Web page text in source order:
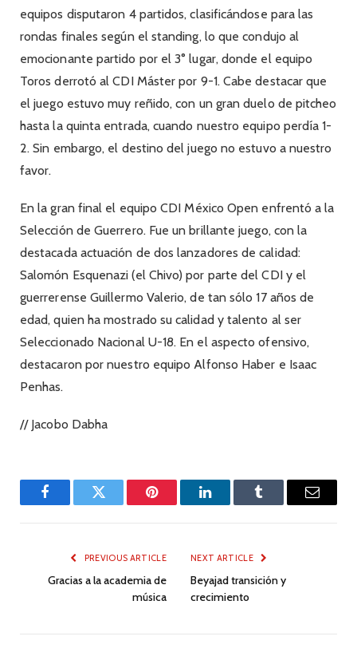
equipos disputaron 4 partidos, clasificándose para las
rondas finales según el standing, lo que condujo al
emocionante partido por el 3° lugar, donde el equipo
Toros derrotó al CDI Máster por 9-1. Cabe destacar que
el juego estuvo muy reñido, con un gran duelo de pitcheo
hasta la quinta entrada, cuando nuestro equipo perdía 1-
2. Sin embargo, el destino del juego no estuvo a nuestro
favor.
En la gran final el equipo CDI México Open enfrentó a la
Selección de Guerrero. Fue un brillante juego, con la
destacada actuación de dos lanzadores de calidad:
Salomón Esquenazi (el Chivo) por parte del CDI y el
guerrerense Guillermo Valerio, de tan sólo 17 años de
edad, quien ha mostrado su calidad y talento al ser
Seleccionado Nacional U-18. En el aspecto ofensivo,
destacaron por nuestro equipo Alfonso Haber e Isaac
Penhas.
// Jacobo Dabha
FacebookTwitter Pinterest LinkedInTumblr Email
PREVIOUS ARTICLE
Gracias a la academia de
música
NEXT ARTICLE
Beyajad transición y
crecimiento